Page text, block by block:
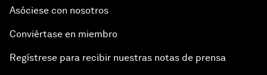
Asóciese con nosotros
Conviértase en miembro
Regístrese para recibir nuestras notas de prensa